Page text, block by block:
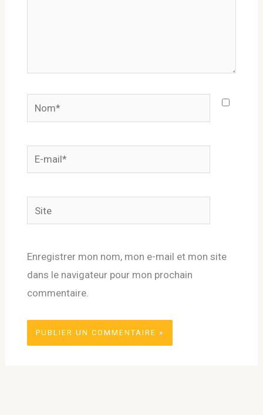
Nom*
mail*
Site
Enregistrer mon nom, mon e-mail et mon site
dans le navigateur pour mon prochain
commentaire.